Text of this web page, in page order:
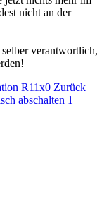
nicht an der
verantwortlich,
R11x0 Zurück
abschalten 1